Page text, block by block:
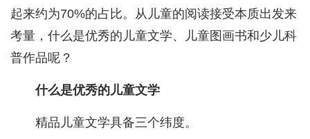
起来约为70%的占比。从儿童的阅读接受本质出发来
考量，什么是优秀的儿童文学、儿童图画书和少儿科
普作品呢？
什么是优秀的儿童文学
精品儿童文学具备三个纬度。